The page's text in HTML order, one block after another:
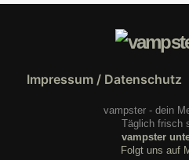
Impressum / Datenschutz
vampster - dein
Täglich frisch
vampster
Folgt uns auf